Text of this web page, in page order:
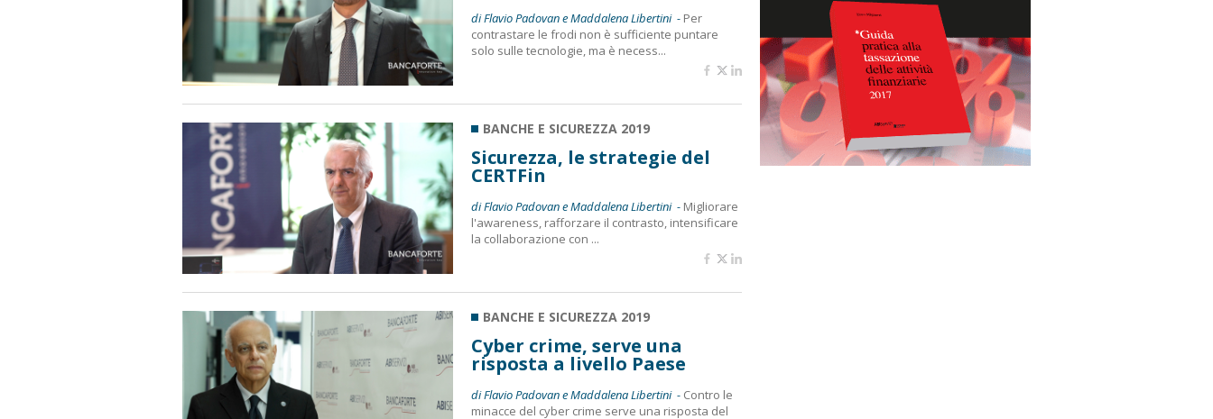
di Flavio Padovan e Maddalena Libertini - Per
contrastare le frodi non è sufficiente puntare
solo sulle tecnologie, ma è necess...
BANCHE E SICUREZZA 2019
Sicurezza, le strategie del
CERTFin
di Flavio Padovan e Maddalena Libertini - Migliorare
l'awareness, rafforzare il contrasto, intensificare
la collaborazione con ...
BANCHE E SICUREZZA 2019
Cyber crime, serve una
risposta a livello Paese
di Flavio Padovan e Maddalena Libertini - Contro le
minacce del cyber crime serve una risposta del